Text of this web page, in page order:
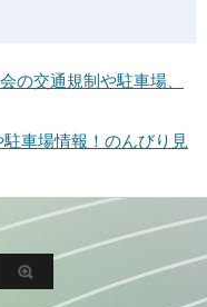
の交通規制や駐車場、
車場情報！のんびり見